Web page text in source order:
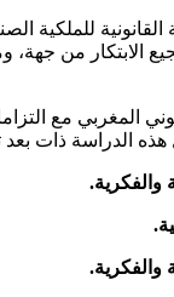
للملكية
الابتكار من
المغربي مع
الدراسة ذات بعد
والفكرية.
والفكرية.